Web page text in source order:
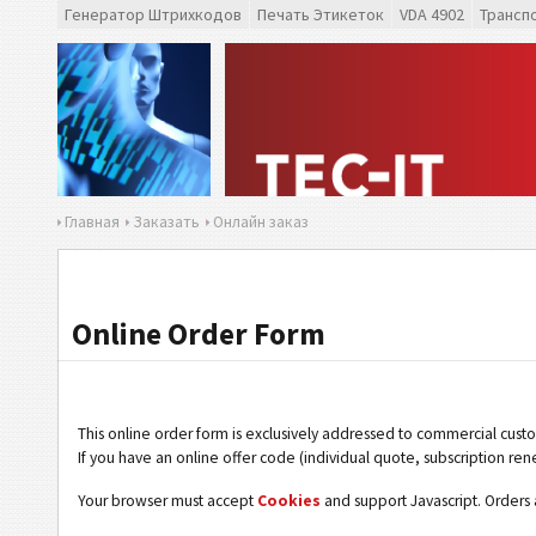
Генератор Штрихкодов Печать Этикеток VDA 4902
Главная Заказать Онлайн заказ
Online Order Form
This online order form is exclusively addressed to commercial
If you have an online offer code (individual quote, subscription
Your browser must accept Cookies and support Javascript.